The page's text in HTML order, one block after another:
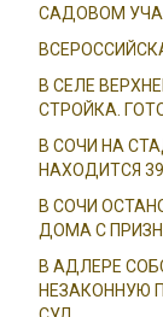
САДОВОМ
В СЕЛЕ
СТРОЙКА.
В СОЧИ НА
НАХОДИТСЯ
В СОЧИ
ДОМА С
В АДЛЕРЕ
НЕЗАКОННУЮ